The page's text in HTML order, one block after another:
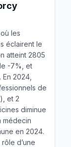
les
éclairent le
atteint 2805
-7%, et
2024,
de
et 2
diminue
médecin
en 2024.
d’une